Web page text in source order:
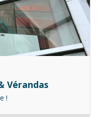
Vérandas
!